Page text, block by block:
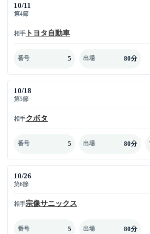
10/11
第4節
相手 トヨタ自動車
番号 5 出場 80分
10/18
第5節
相手クボタ
番号 5 出場 80分
10/26
第6節
相手宗像サニックス
番号 5 出場 80分